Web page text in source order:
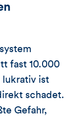
fast 10.000
lukrativ ist
schadet.
Gefahr,